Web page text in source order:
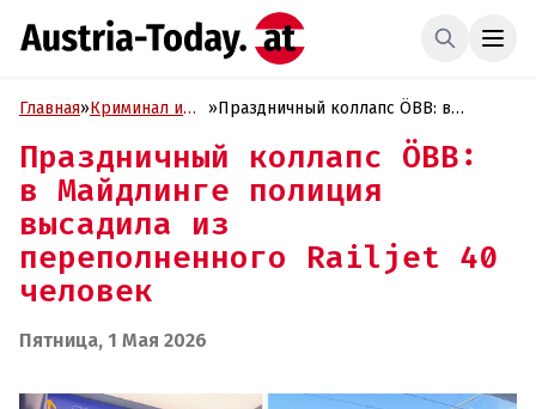
Главная»Криминал и
»Праздничный коллапс ÖBB: в
переполненного Railjet 40 человек
Праздничный коллапс ÖBB:
в Майдлинге полиция
высадила из
переполненного Railjet 40
человек
Пятница, 1 Мая 2026